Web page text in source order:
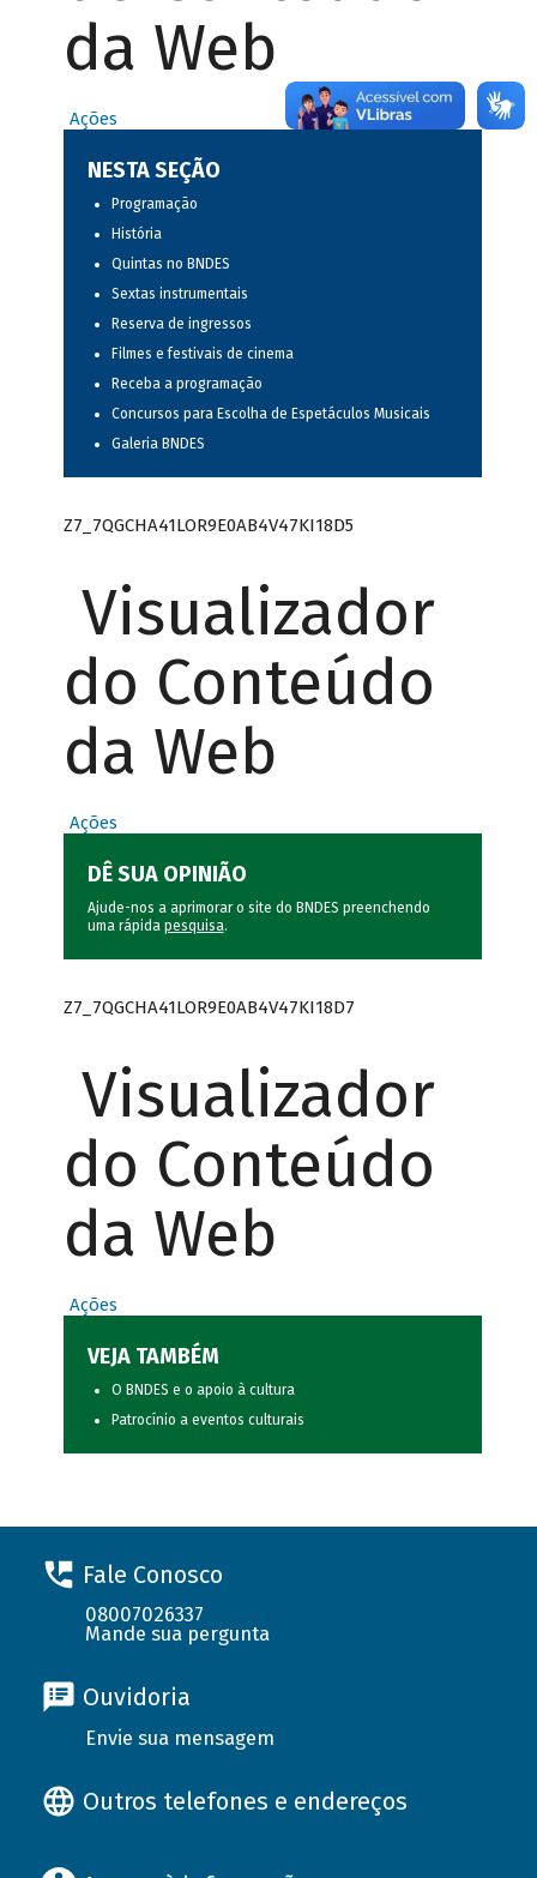
da Web
Ações
NESTA SEÇÃO
Programação
História
Quintas no BNDES
Sextas instrumentais
Reserva de ingressos
Filmes e festivais de cinema
Receba a programação
Concursos para Escolha de Espetáculos Musicais
Galeria BNDES
Z7_7QGCHA41LOR9E0AB4V47KI18D5
Visualizador
do Conteúdo
da Web
Ações
DÊ SUA OPINIÃO
Ajude-nos a aprimorar o site do BNDES preenchendo
uma rápida pesquisa.
Z7_7QGCHA41LOR9E0AB4V47KI18D7
Visualizador
do Conteúdo
da Web
Ações
VEJA TAMBÉM
O BNDES e o apoio à cultura
Patrocínio a eventos culturais
Fale Conosco
08007026337
Mande sua pergunta
Ouvidoria
Envie sua mensagem
Outros telefones e endereços